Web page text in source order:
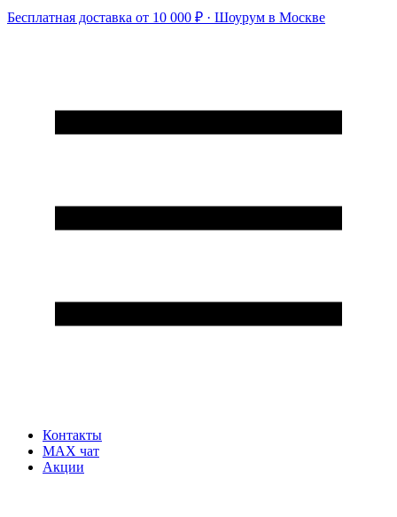
Бесплатная доставка от 10 000 ₽ · Шоурум в Москве
Контакты
MAX чат
Акции